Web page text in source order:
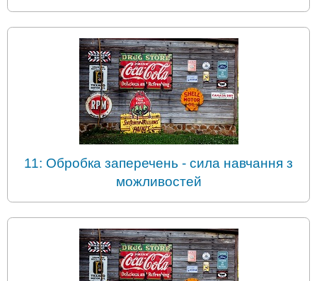
11: Обробка заперечень - сила навчання з
можливостей